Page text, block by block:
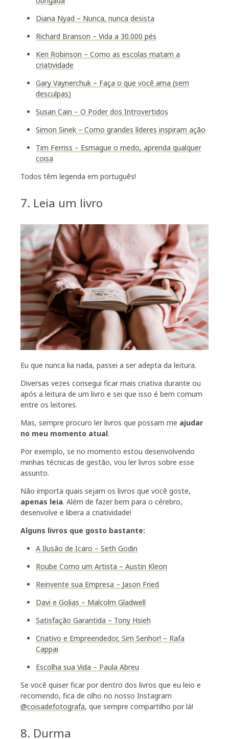
Diana Nyad – Nunca, nunca desista
Richard Branson – Vida a 30.000 pés
Ken Robinson – Como as escolas matam a
criatividade
Gary Vaynerchuk – Faça o que você ama (sem
desculpas)
Susan Cain – O Poder dos Introvertidos
Simon Sinek – Como grandes líderes inspiram ação
Tim Ferriss – Esmague o medo, aprenda qualquer
coisa
Todos têm legenda em português!
7. Leia um livro
Eu que nunca lia nada, passei a ser adepta da leitura.
Diversas vezes consegui ficar mais criativa durante ou
após a leitura de um livro e sei que isso é bem comum
entre os leitores.
Mas, sempre procuro ler livros que possam me ajudar
no meu momento atual.
Por exemplo, se no momento estou desenvolvendo
minhas técnicas de gestão, vou ler livros sobre esse
assunto.
Não importa quais sejam os livros que você goste,
apenas leia. Além de fazer bem para o cérebro,
desenvolve e libera a criatividade!
Alguns livros que gosto bastante:
A Ilusão de Icaro – Seth Godin
Roube Como um Artista – Austin Kleon
Reinvente sua Empresa – Jason Fried
Davi e Golias – Malcolm Gladwell
Satisfação Garantida – Tony Hsieh
Criativo e Empreendedor, Sim Senhor! – Rafa
Cappai
Escolha sua Vida – Paula Abreu
Se você quiser ficar por dentro dos livros que eu leio e
recomendo, fica de olho no nosso Instagram
@coisadefotografa, que sempre compartilho por lá!
8. Durma